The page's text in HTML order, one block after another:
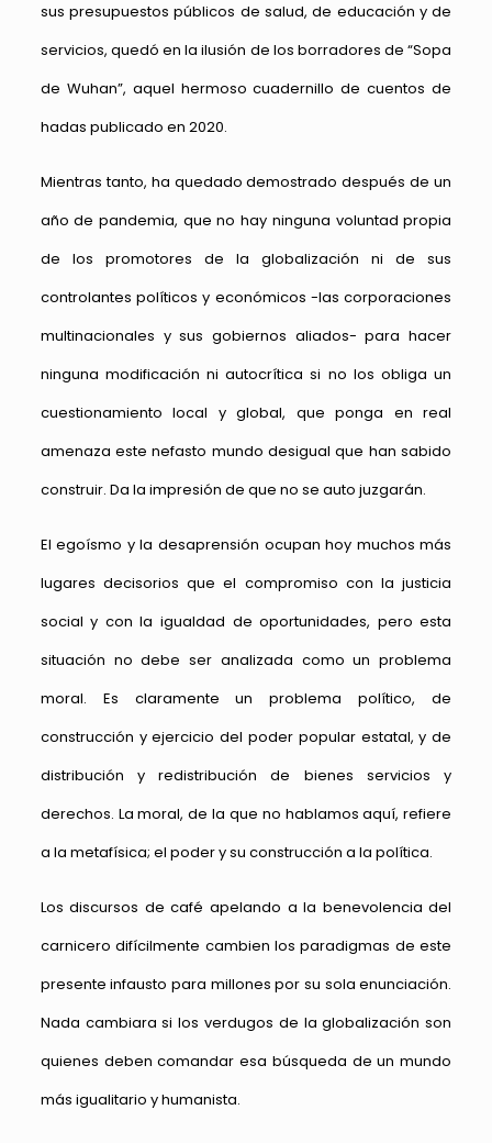
sus presupuestos públicos de salud, de educación y de
servicios, quedó en la ilusión de los borradores de “Sopa
de Wuhan”, aquel hermoso cuadernillo de cuentos de
hadas publicado en 2020.
Mientras tanto, ha quedado demostrado después de un
año de pandemia, que no hay ninguna voluntad propia
de los promotores de la globalización ni de sus
controlantes políticos y económicos -las corporaciones
multinacionales y sus gobiernos aliados- para hacer
ninguna modificación ni autocrítica si no los obliga un
cuestionamiento local y global, que ponga en real
amenaza este nefasto mundo desigual que han sabido
construir. Da la impresión de que no se auto juzgarán.
El egoísmo y la desaprensión ocupan hoy muchos más
lugares decisorios que el compromiso con la justicia
social y con la igualdad de oportunidades, pero esta
situación no debe ser analizada como un problema
moral. Es claramente un problema político, de
construcción y ejercicio del poder popular estatal, y de
distribución y redistribución de bienes servicios y
derechos. La moral, de la que no hablamos aquí, refiere
a la metafísica; el poder y su construcción a la política.
Los discursos de café apelando a la benevolencia del
carnicero difícilmente cambien los paradigmas de este
presente infausto para millones por su sola enunciación.
Nada cambiara si los verdugos de la globalización son
quienes deben comandar esa búsqueda de un mundo
más igualitario y humanista.